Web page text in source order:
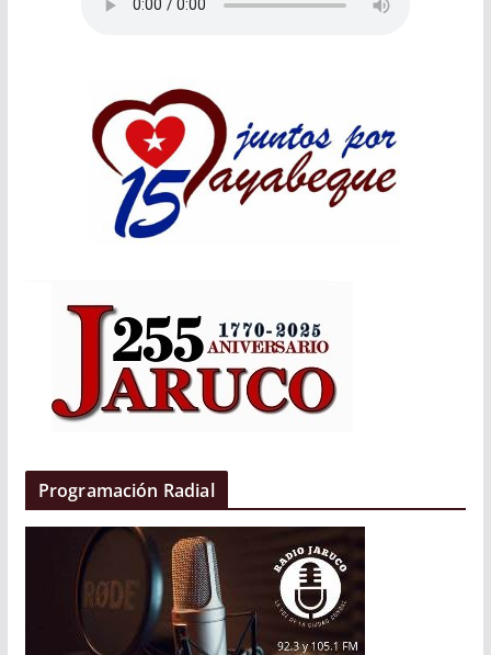
Programación Radial